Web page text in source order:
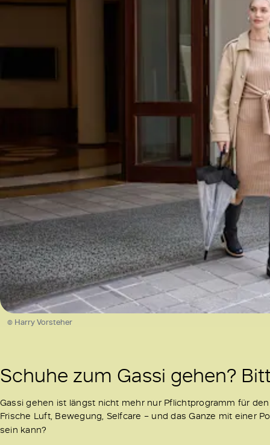
© Harry Vorsteher
Schuhe zum Gassi gehen?
Gassi gehen ist längst nicht mehr nur Pflichtprogramm für
Frische Luft, Bewegung, Selfcare – und das Ganze mit einer
sein kann?